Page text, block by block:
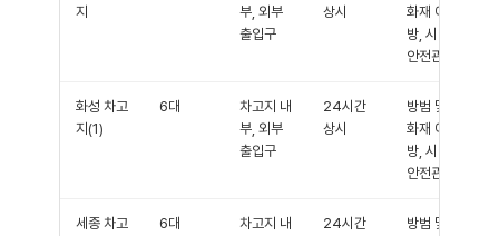
지
부, 외부
출입구
상시
화재 예
방, 시설
안전관리
화성 차고
지(1)
6대
차고지 내
부, 외부
출입구
24시간
상시
방범 및
화재 예
방, 시설
안전관리
세종 차고
6대
차고지 내
24시간
방범 및